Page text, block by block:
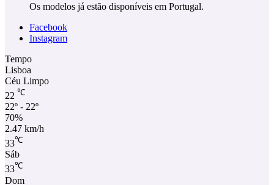
Os modelos já estão disponíveis em Portugal.
Facebook
Instagram
Tempo
Lisboa
Céu Limpo
22 ℃
22º - 22º
70%
2.47 km/h
33℃
Sáb
33℃
Dom